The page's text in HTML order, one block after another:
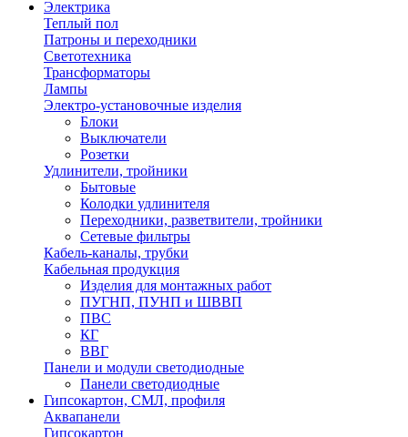
Электрика
Теплый пол
Патроны и переходники
Светотехника
Трансформаторы
Лампы
Электро-установочные изделия
Блоки
Выключатели
Розетки
Удлинители, тройники
Бытовые
Колодки удлинителя
Переходники, разветвители, тройники
Сетевые фильтры
Кабель-каналы, трубки
Кабельная продукция
Изделия для монтажных работ
ПУГНП, ПУНП и ШВВП
ПВС
КГ
ВВГ
Панели и модули светодиодные
Панели светодиодные
Гипсокартон, СМЛ, профиля
Аквапанели
Гипсокартон